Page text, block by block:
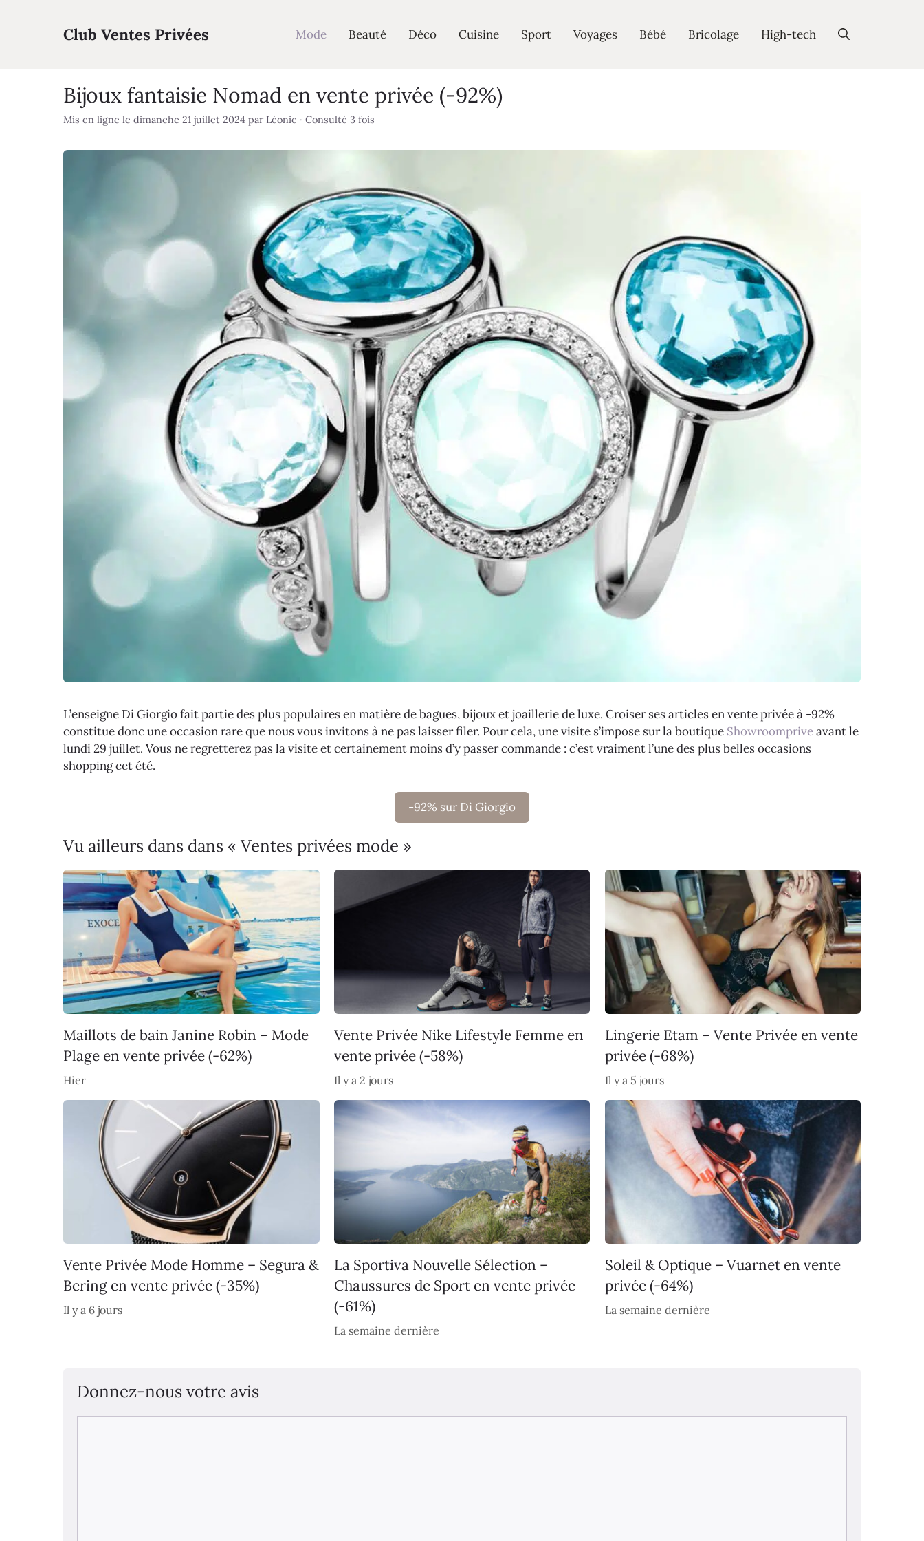
Club Ventes Privées Mode Beauté Déco Cuisine Sport Voyages Bébé Bricolage High-tech
Bijoux fantaisie Nomad en vente privée (-92%)
Mis en ligne le dimanche 21 juillet 2024 par Léonie · Consulté 3 fois
L’enseigne Di Giorgio fait partie des plus populaires en matière de bagues, bijoux et joaillerie de luxe. Croiser ses articles en vente privée à -92%
constitue donc une occasion rare que nous vous invitons à ne pas laisser filer. Pour cela, une visite s’impose sur la boutique Showroompriveavant le
lundi 29 juillet. Vous ne regretterez pas la visite et certainement moins d’y passer commande : c’est vraiment l’une des plus belles occasions
shopping cet été.
-92% sur Di Giorgio
Vu ailleurs dans dans « Ventes privées mode »
Maillots de bain Janine Robin – Mode
Plage en vente privée (-62%)
Hier
Vente Privée Nike Lifestyle Femme en
vente privée (-58%)
Il y a 2 jours
Lingerie Etam – Vente Privée en vente
privée (-68%)
Il y a 5 jours
Vente Privée Mode Homme – Segura &
Bering en vente privée (-35%)
Il y a 6 jours
La Sportiva Nouvelle Sélection –
Chaussures de Sport en vente privée
(-61%)
La semaine dernière
Soleil & Optique – Vuarnet en vente
privée (-64%)
La semaine dernière
Donnez-nous votre avis